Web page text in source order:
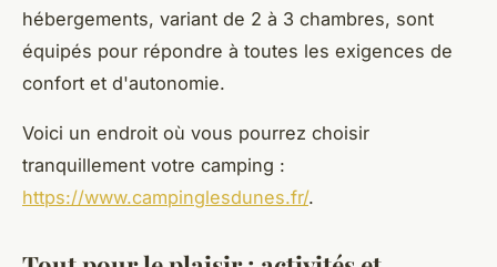
hébergements, variant de 2 à 3 chambres, sont
équipés pour répondre à toutes les exigences de
confort et d'autonomie.
Voici un endroit où vous pourrez choisir
tranquillement votre camping :
https://www.campinglesdunes.fr/.